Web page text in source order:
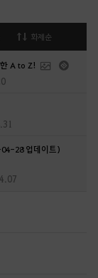
화제순
A to Z!
28 업데이트)